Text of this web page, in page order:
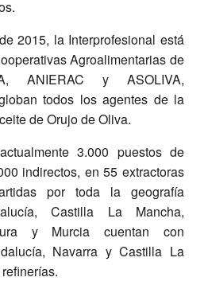
2015, la Interprofesional está
Agroalimentarias de
ANIERAC y ASOLIVA,
todos los agentes de la
de Orujo de Oliva.
3.000 puestos de
indirectos, en 55 extractoras
por toda la geografía
Castilla La Mancha,
y Murcia cuentan con
Navarra y Castilla La